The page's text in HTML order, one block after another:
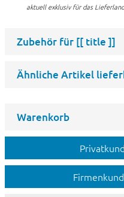
aktuell exklusiv für das
Zubehör für [[ title ]]
Ähnliche Artikel
Warenkorb